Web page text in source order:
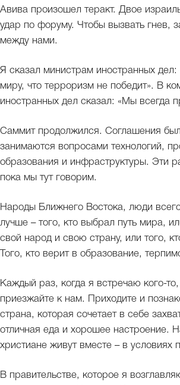
Авива произошел теракт. Двое
удар по форуму. Чтобы вызвать гнев,
между нами.
Я сказал министрам иностранных
миру, что терроризм не победит». В
иностранных дел сказал: «Мы всегда
Саммит продолжился. Соглашения
занимаются вопросами технологий,
образования и инфраструктуры. Эти
пока мы тут говорим.
Народы Ближнего Востока, люди
лучше – того, кто выбрал путь мира,
свой народ и свою страну, или того,
Того, кто верит в образование,
Каждый раз, когда я встречаю кого-
приезжайте к нам. Приходите и
страна, которая сочетает в себе
отличная еда и хорошее настроение.
христиане живут вместе – в условиях
В правительстве, которое я